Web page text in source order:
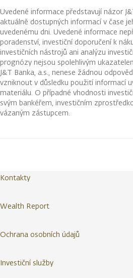
Uvedené informace představují názor
aktuálně dostupných informací v čase
uvedenému dni. Uvedené informace
poradenství, investiční doporučení k
investičních nástrojů ani analýzu
prognózy nejsou spolehlivým
J&T Banka, a.s., nenese žádnou
vzniknout v důsledku použití informací
materiálu. O případné vhodnosti
svým bankéřem, investičním
vázaným zástupcem.
Kontakty
Wealth Report
Ochrana osobních údajů
Investiční služby